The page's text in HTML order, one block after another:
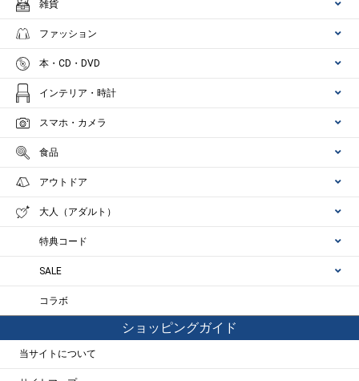
雑貨
ファッション
本・CD・DVD
インテリア・時計
スマホ・カメラ
食品
アウトドア
大人（アダルト）
特典コード
SALE
コラボ
ショッピングガイド
当サイトについて